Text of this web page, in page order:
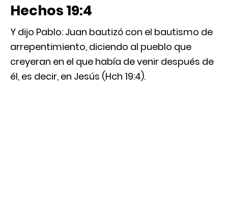
Hechos 19:4
Y dijo Pablo: Juan bautizó con el bautismo de
arrepentimiento, diciendo al pueblo que
creyeran en el que había de venir después de
él, es decir, en Jesús (Hch 19:4).